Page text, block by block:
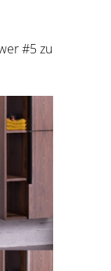
#5 zu